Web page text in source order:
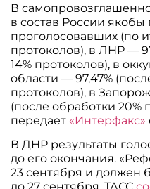
В
в состав России якобы
проголосовавших (по
протоколов), в ЛНР —
14% протоколов), в
области — 97,47%
протоколов), в
(после обработки 20%
передает «Интерфакс»
В ДНР результаты
до его окончания.
23 сентября и должен